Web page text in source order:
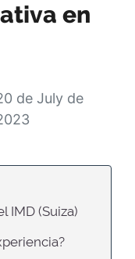
en
de July de
IMD (Suiza)